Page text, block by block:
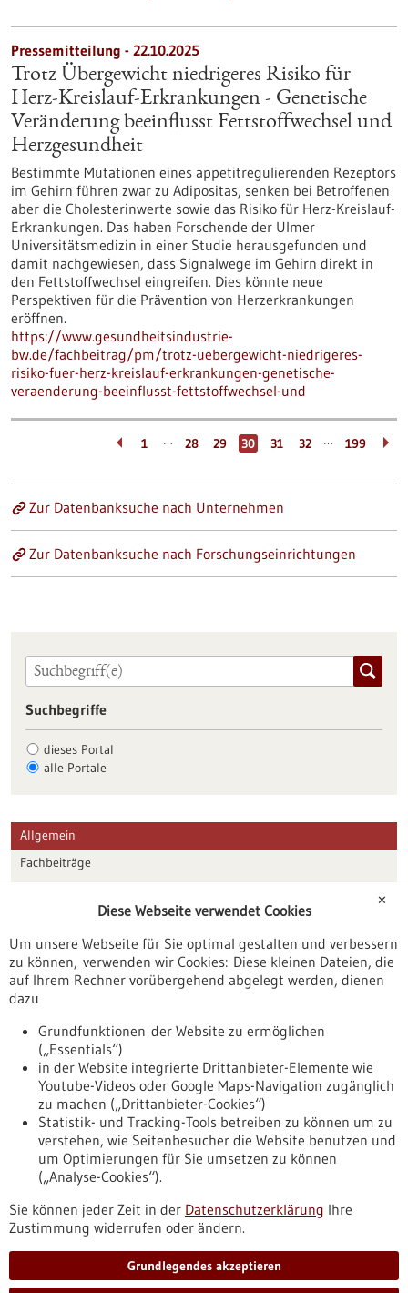
Pressemitteilung - 22.10.2025
Trotz Übergewicht niedrigeres Risiko für
Herz-Kreislauf-Erkrankungen - Genetische
Veränderung beeinflusst Fettstoffwechsel und
Herzgesundheit
Bestimmte Mutationen eines appetitregulierenden Rezeptors
im Gehirn führen zwar zu Adipositas, senken bei Betroffenen
aber die Cholesterinwerte sowie das Risiko für Herz-Kreislauf-
Erkrankungen. Das haben Forschende der Ulmer
Universitätsmedizin in einer Studie herausgefunden und
damit nachgewiesen, dass Signalwege im Gehirn direkt in
den Fettstoffwechsel eingreifen. Dies könnte neue
Perspektiven für die Prävention von Herzerkrankungen
eröffnen.
https://www.gesundheitsindustrie-
bw.de/fachbeitrag/pm/trotz-uebergewicht-niedrigeres-
risiko-fuer-herz-kreislauf-erkrankungen-genetische-
veraenderung-beeinflusst-fettstoffwechsel-und
1 … 28 29 30 31 32 … 199
Zur Datenbanksuche nach Unternehmen
Zur Datenbanksuche nach Forschungseinrichtungen
Suchbegriffe
dieses Portal
alle Portale
Allgemein
Fachbeiträge
Veranstaltungen
Erscheinungsdatum
Nach oben
Informiert bleiben
Newsletter abonnieren
✕
Diese Webseite verwendet Cookies
Um unsere Webseite für Sie optimal gestalten und verbessern
zu können, verwenden wir Cookies: Diese kleinen Dateien, die
auf Ihrem Rechner vorübergehend abgelegt werden, dienen
dazu
Grundfunktionen der Website zu ermöglichen
(„Essentials“)
in der Website integrierte Drittanbieter-Elemente wie
Youtube-Videos oder Google Maps-Navigation zugänglich
zu machen („Drittanbieter-Cookies“)
Statistik- und Tracking-Tools betreiben zu können um zu
verstehen, wie Seitenbesucher die Website benutzen und
um Optimierungen für Sie umsetzen zu können
(„Analyse-Cookies“).
Sie können jeder Zeit in der Datenschutzerklärung Ihre
Zustimmung widerrufen oder ändern.
Grundlegendes akzeptieren